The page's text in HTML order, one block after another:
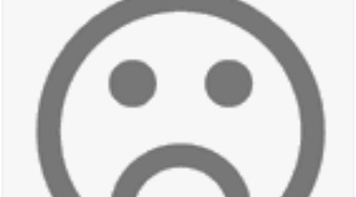
بلدية صيدا : حجز مركبتي توكتوك وتغريم صاحبهما
بسبب الإزعاج الصوتي
أخبار صيدا
We are hiring in Saida - Apply now before 14
august ...مطلوب موظفة للعمل في الأكاديمية الدولية لبناء
أخبار صيدا
بلدية صيدا ومؤسسة الحريري تعقدان الاجتماع
التشاوري الأول للمرصد الحضري